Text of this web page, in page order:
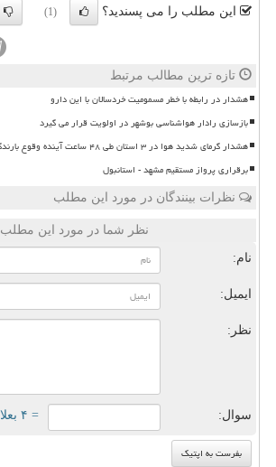
این مطلب را می پسندید؟ (1)
تازه ترین مطالب مرتبط
هشدار در رابطه با خطر مسمومیت خردسالان با این دارو
بازسازی رادار هواشناسی بوشهر در اولویت قرار می گیرد
هشدار گرمای شدید هوا در ۳ استان طی ۴۸ ساعت آینده وقوع بارندگی های موسمی
برقراری پرواز مستقیم مشهد - استانبول
نظرات بینندگان در مورد این مطلب
نظر شما در مورد این مطلب
نام:
ایمیل:
نظر:
سوال: = ۴ بعلاوه ۵